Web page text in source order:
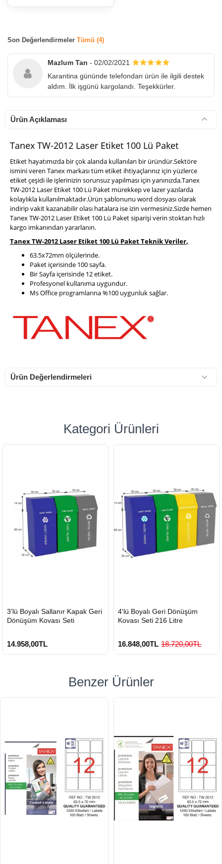
Son Değerlendirmeler Tümü (4)
Mazlum Tan - 02/02/2021
Karantina gününde telefondan ürün ile ilgili destek
aldım. İlk işgünü kargolandı. Teşekkürler.
Ürün Açıklaması
Tanex TW-2012 Laser Etiket 100 Lü Paket
Etiket hayatımızda bir çok alanda kullanılan bir üründür.Sektöre
ismini veren Tanex markası tüm etiket ihtiyaçlarınız için yüzlerce
etiket çeşidi ile işlerinizin sorunsuz yapılması için yanınızda.Tanex
TW-2012 Laser Etiket 100 Lü Paket mürekkep ve lazer yazılarda
kolaylıkla kullanılmaktadır.Ürün şablonunu word dosyası olarak
indirip vakit kazanabilir olası hatalara ise izin vermesiniz.Sizde hemen
Tanex TW-2012 Laser Etiket 100 Lü Paket siparişi verin stoktan hızlı
kargo imkanından yararlanın.
Tanex TW-2012 Laser Etiket 100 Lü Paket Teknik Veriler,
63.5x72mm ölçülerinde.
Paket içerisinde 100 sayfa.
Bir Sayfa içerisinde 12 etiket.
Profesyonel kullanıma uygundur.
Ms Office programlarına %100 uygunluk sağlar.
Ürün Değerlendirmeleri
Kategori Ürünleri
GÖNDERİ
3’lü Boyalı Sallanır Kapak Geri
Dönüşüm Kovası Seti
14.958,00TL
GÖNDERİ
4'lü Boyalı Geri Dönüşüm
Kovası Seti 216 Litre
16.848,00TL 18.720,00TL
Benzer Ürünler